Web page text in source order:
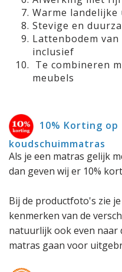
Warme
Stevige en
Lattenbodem
inclusief
Te combineren
meubels
10% Korting
koudschuimmatras
Als je een matras gelijk
dan geven wij er 10%
Bij de productfoto's zie
kenmerken van de
natuurlijk ook even naar
matras gaan voor